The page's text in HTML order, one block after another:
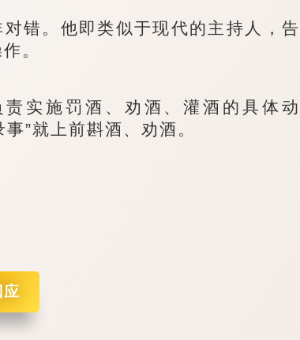
错。他即类似于现代的主持人，告
。
实施罚酒、劝酒、灌酒的具体动
”就上前斟酒、劝酒。
应